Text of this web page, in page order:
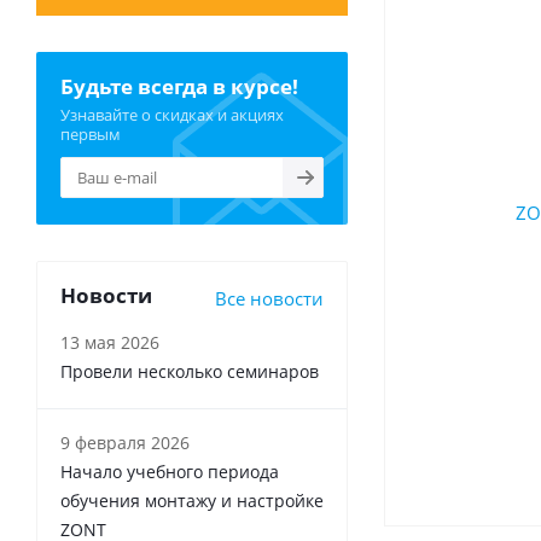
Будьте всегда в курсе!
Узнавайте о скидках и акциях
первым
Новости Все новости
13 мая 2026
Провели несколько семинаров
9 февраля 2026
Начало учебного периода
обучения монтажу и настройке
ZONT